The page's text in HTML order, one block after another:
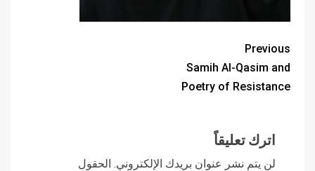
Previous
Samih Al-Qasim and
Poetry of Resistance
اترك تعليقاً
لن يتم نشر عنوان بريدك الإلكتروني. الحقول